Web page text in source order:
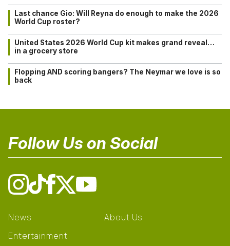
Last chance Gio: Will Reyna do enough to make the 2026
World Cup roster?
United States 2026 World Cup kit makes grand reveal…
in a grocery store
Flopping AND scoring bangers? The Neymar we love is so
back
Follow Us on Social
News
Entertainment
About Us